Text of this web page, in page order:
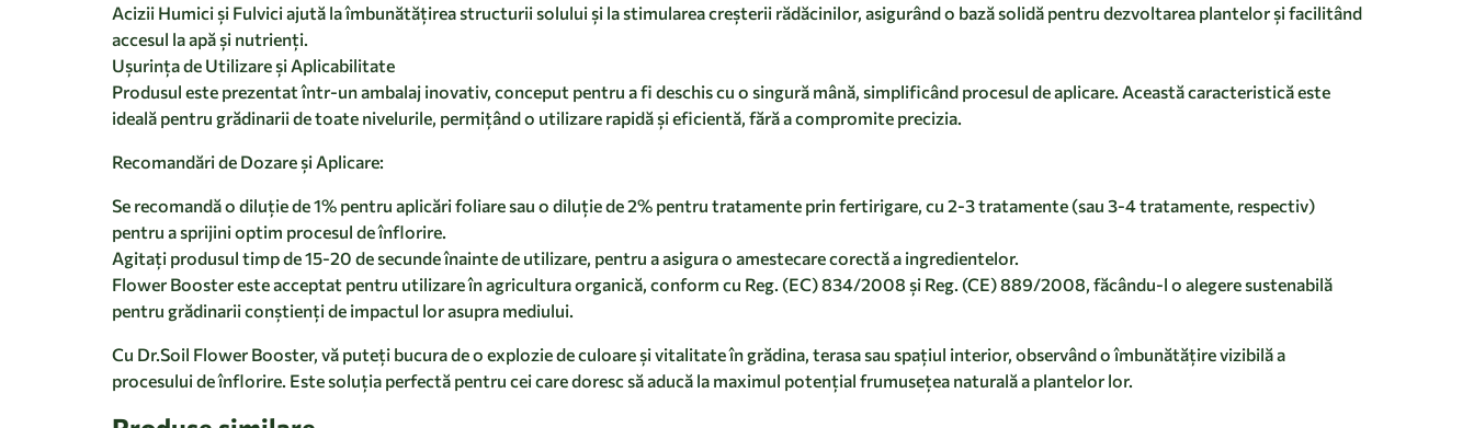
Acizii Humici și Fulvici ajută la îmbunătățirea structurii solului și la stimularea creșterii rădăcinilor, asigurând o bază solidă pentru dezvoltarea plantelor și facilitând
accesul la apă și nutrienți.
Ușurința de Utilizare și Aplicabilitate
Produsul este prezentat într-un ambalaj inovativ, conceput pentru a fi deschis cu o singură mână, simplificând procesul de aplicare. Această caracteristică este
ideală pentru grădinarii de toate nivelurile, permițând o utilizare rapidă și eficientă, fără a compromite precizia.
Recomandări de Dozare și Aplicare:
Se recomandă o diluție de 1% pentru aplicări foliare sau o diluție de 2% pentru tratamente prin fertirigare, cu 2-3 tratamente (sau 3-4 tratamente, respectiv)
pentru a sprijini optim procesul de înflorire.
Agitați produsul timp de 15-20 de secunde înainte de utilizare, pentru a asigura o amestecare corectă a ingredientelor.
Flower Booster este acceptat pentru utilizare în agricultura organică, conform cu Reg. (EC) 834/2008 și Reg. (CE) 889/2008, făcându-l o alegere sustenabilă
pentru grădinarii conștienți de impactul lor asupra mediului.
Cu Dr.Soil Flower Booster, vă puteți bucura de o explozie de culoare și vitalitate în grădina, terasa sau spațiul interior, observând o îmbunătățire vizibilă a
procesului de înflorire. Este soluția perfectă pentru cei care doresc să aducă la maximul potențial frumusețea naturală a plantelor lor.